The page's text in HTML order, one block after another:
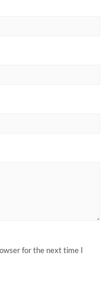
for the next time I